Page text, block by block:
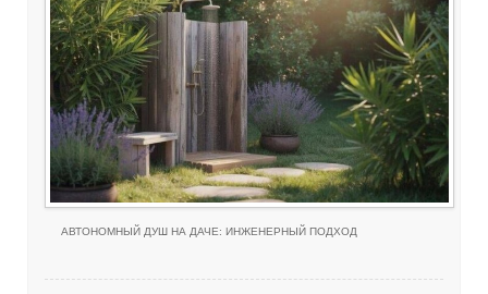
АВТОНОМНЫЙ ДУШ НА ДАЧЕ: ИНЖЕНЕРНЫЙ ПОДХОД